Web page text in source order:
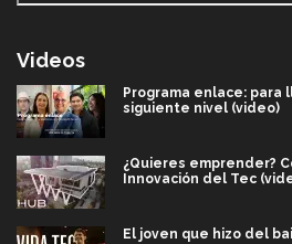
Videos
Programa enlace: para
siguiente nivel (video)
¿Quieres emprender?
Innovación del Tec
El joven que hizo del